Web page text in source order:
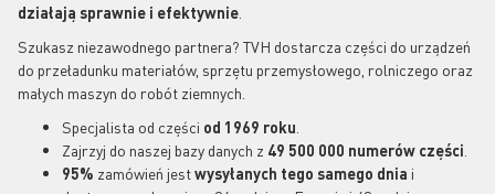
działają sprawnie i efektywnie
Szukasz niezawodnego partnera? TVH dostarcza części do urządzeń
do przeładunku materiałów, sprzętu przemysłowego, rolniczego oraz
małych maszyn do robót ziemnych.
Specjalista od części od 1969 roku
Zajrzyj do naszej bazy danych z 49 500 000 numerów części
95% zamówień jestwysyłanych tego samego dnia i